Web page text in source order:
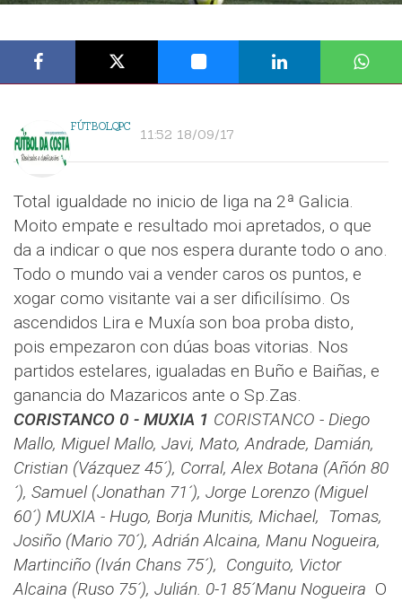
FÚTBOLQPC 11:52 18/09/17
Total igualdade no inicio de liga na 2ª Galicia.
Moito empate e resultado moi apretados, o que
da a indicar o que nos espera durante todo o ano.
Todo o mundo vai a vender caros os puntos, e
xogar como visitante vai a ser dificilísimo. Os
ascendidos Lira e Muxía son boa proba disto,
pois empezaron con dúas boas vitorias. Nos
partidos estelares, igualadas en Buño e Baiñas, e
ganancia do Mazaricos ante o Sp.Zas.
CORISTANCO 0 - MUXIA 1 CORISTANCO - Diego
Mallo, Miguel Mallo, Javi, Mato, Andrade, Damián,
Cristian (Vázquez 45´), Corral, Alex Botana (Añón 80
´), Samuel (Jonathan 71´), Jorge Lorenzo (Miguel
60´) MUXIA - Hugo, Borja Munitis, Michael, Tomas,
Josiño (Mario 70´), Adrián Alcaina, Manu Nogueira,
Martinciño (Iván Chans 75´), Conguito, Victor
Alcaina (Ruso 75´), Julián. 0-1 85´Manu Nogueira O